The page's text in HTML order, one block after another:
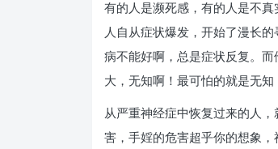
有的人是濒死感，有的人是不
人自从症状爆发，开始了漫长
病不能好啊，总是症状反复。
大，无知啊！最可怕的就是无
从严重神经症中恢复过来的人
害，手婬的危害超乎你的想象